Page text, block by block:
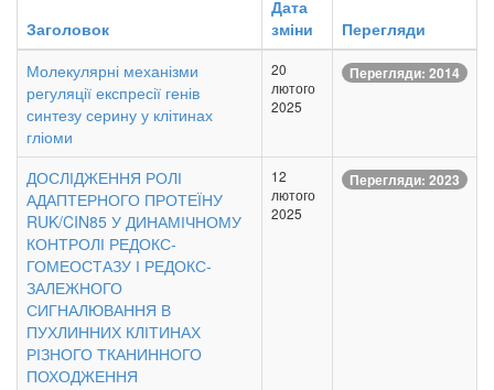
Заголовок
Дата
зміни
Перегляди
Молекулярні механізми
регуляції експресії генів
синтезу серину у клітинах
гліоми
20
лютого
2025
Перегляди: 2014
ДОСЛІДЖЕННЯ РОЛІ
АДАПТЕРНОГО ПРОТЕЇНУ
RUK/CIN85 У ДИНАМІЧНОМУ
КОНТРОЛІ РЕДОКС-
ГОМЕОСТАЗУ І РЕДОКС-
ЗАЛЕЖНОГО
СИГНАЛЮВАННЯ В
ПУХЛИННИХ КЛІТИНАХ
РІЗНОГО ТКАНИННОГО
ПОХОДЖЕННЯ
12
лютого
2025
Перегляди: 2023